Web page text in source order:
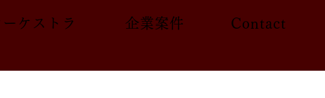
ケストラ 企業案件 Contact